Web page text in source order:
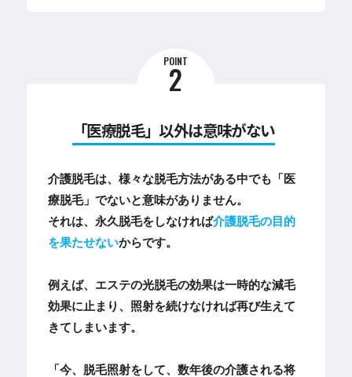
POINT
2
「医療脱毛」以外は意味がない
介護脱毛は、様々な脱毛方法がある中でも「医
療脱毛」でないと意味がありません。
それは、永久脱毛をしなければ介護脱毛の目的
を果たせないからです。
例えば、エステの光脱毛の効果は一時的な減毛
効果に止まり、照射を続けなければ再び生えて
きてしまいます。
「今、脱毛照射をして、数年後の介護される将